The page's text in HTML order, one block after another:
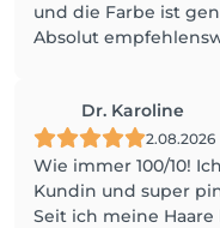
und die Farbe ist
Absolut
Dr. Karoline
2.08.2026
Wie immer 100/10!
Kundin und super
Seit ich meine Haare